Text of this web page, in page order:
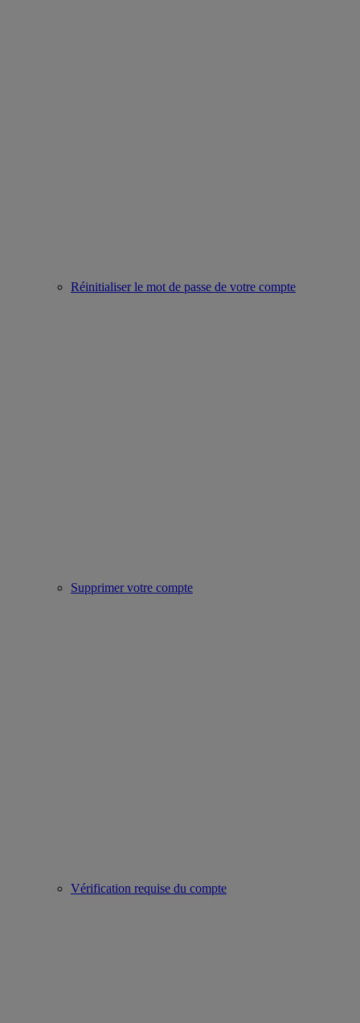
Réinitialiser le mot de passe de votre compte
Supprimer votre compte
Vérification requise du compte